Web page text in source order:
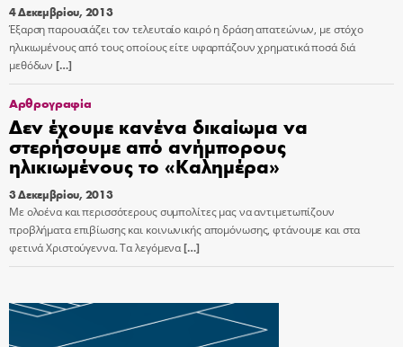
4 Δεκεμβρίου, 2013
Έξαρση παρουσιάζει τον τελευταίο καιρό η δράση απατεώνων, με στόχο
ηλικιωμένους από τους οποίους είτε υφαρπάζουν χρηματικά ποσά διά
μεθόδων […]
Αρθρογραφία
Δεν έχουμε κανένα δικαίωμα να
στερήσουμε από ανήμπορους
ηλικιωμένους το «Καλημέρα»
3 Δεκεμβρίου, 2013
Με ολοένα και περισσότερους συμπολίτες μας να αντιμετωπίζουν
προβλήματα επιβίωσης και κοινωνικής απομόνωσης, φτάνουμε και στα
φετινά Χριστούγεννα. Τα λεγόμενα[…]